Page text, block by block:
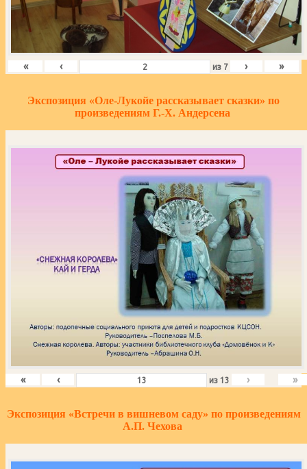
« ‹ из 7 › »
Экспозиция «Оле-Лукойе рассказывает сказки» по
произведениям Г.-Х. Андерсена
« ‹ из13 › »
Экспозиция «Встречи в вишневом саду» по произведениям
А.П. Чехова